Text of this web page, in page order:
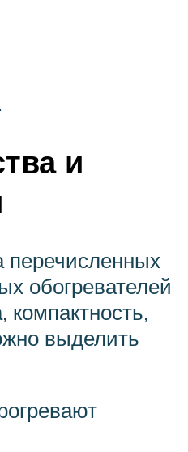
и
обогревателей
компактность,
выделить